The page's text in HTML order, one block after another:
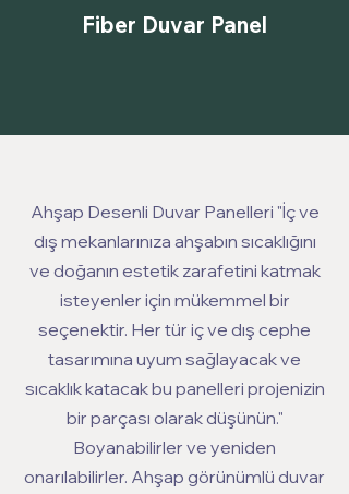
Fiber Duvar Panel
Ahşap Desenli Duvar Panelleri "İç ve
dış mekanlarınıza ahşabın sıcaklığını
ve doğanın estetik zarafetini katmak
isteyenler için mükemmel bir
seçenektir. Her tür iç ve dış cephe
tasarımına uyum sağlayacak ve
sıcaklık katacak bu panelleri projenizin
bir parçası olarak düşünün."
Boyanabilirler ve yeniden
onarılabilirler. Ahşap görünümlü duvar